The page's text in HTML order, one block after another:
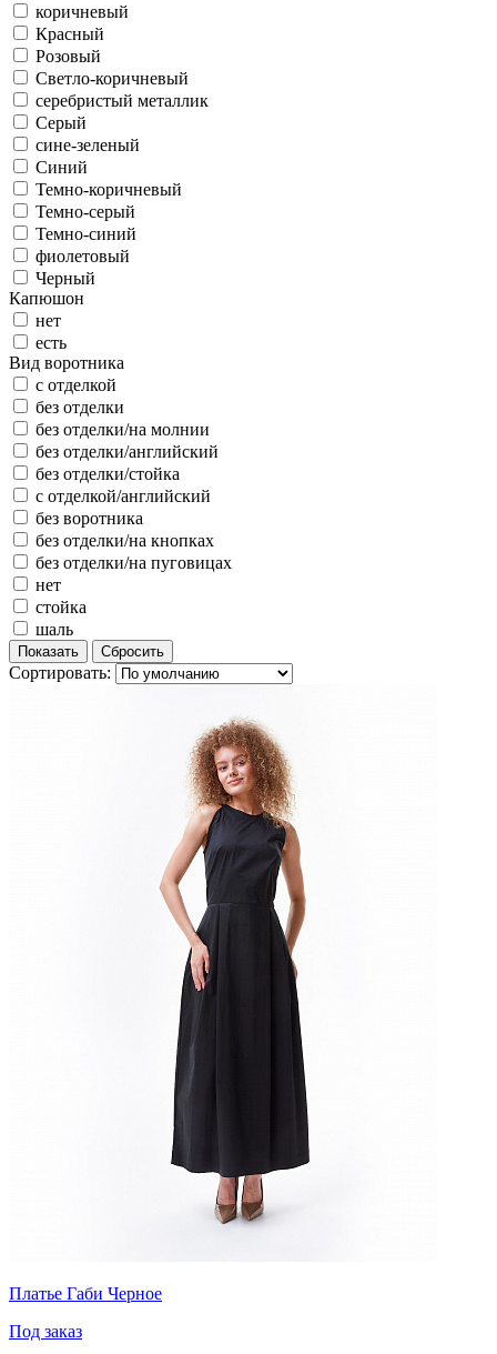
коричневый
Красный
Розовый
Светло-коричневый
серебристый металлик
Серый
сине-зеленый
Синий
Темно-коричневый
Темно-серый
Темно-синий
фиолетовый
Черный
Капюшон
нет
есть
Вид воротника
с отделкой
без отделки
без отделки/на молнии
без отделки/английский
без отделки/стойка
с отделкой/английский
без воротника
без отделки/на кнопках
без отделки/на пуговицах
нет
стойка
шаль
Сортировать:
Платье Габи Черное
Под заказ